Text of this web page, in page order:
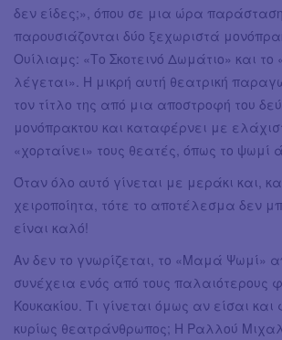
δεν είδες;», όπου σε μια ώρα
παρουσιάζονται δύο ξεχωριστά
Ουίλιαμς: «Το Σκοτεινό Δωμάτιο» και το
λέγεται». Η μικρή αυτή θεατρική
τον τίτλο της από μια αποστροφή του
μονόπρακτου και καταφέρνει με
«χορταίνει» τους θεατές, όπως το ψωμί
Όταν όλο αυτό γίνεται με μεράκι και,
χειροποίητα, τότε το αποτέλεσμα δεν
είναι καλό!
Αν δεν το γνωρίζεται, το «Μαμά Ψωμί»
συνέχεια ενός από τους παλαιότερους
Κουκακίου. Τι γίνεται όμως αν είσαι
κυρίως θεατράνθρωπος; Η Ραλλού